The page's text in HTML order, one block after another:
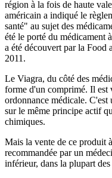
région à la fois de haute
américain a indiqué le
santé" au sujet des
été le porté du médicament
a été découvert par la Food
2011.
Le Viagra, du côté des
forme d'un comprimé. Il est
ordonnance médicale.
sur le même principe actif
chimiques.
Mais la vente de ce produit
recommandée par un
inférieur, dans la plupart